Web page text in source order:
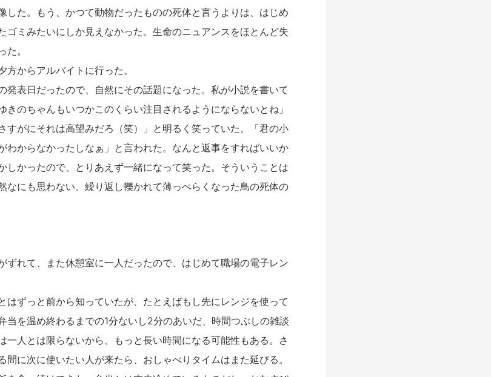
した。もう、かつて動物だったものの死体と言うよりは、はじめ
ゴミみたいにしか見えなかった。生命のニュアンスをほとんど失
。
からアルバイトに行った。
表日だったので、自然にその話題になった。私が小説を書いて
きのちゃんもいつかこのくらい注目されるようにならないとね」
すがにそれは高望みだろ（笑）」と明るく笑っていた。「君の小
わからなかったしなぁ」と言われた。なんと返事をすればいいか
しかったので、とりあえず一緒になって笑った。そういうことは
なにも思わない。繰り返し轢かれて薄っぺらくなった鳥の死体の
れて、また休憩室に一人だったので、はじめて職場の電子レン
ずっと前から知っていたが、たとえばもし先にレンジを使って
当を温め終わるまでの1分ないし2分のあいだ、時間つぶしの雑談
一人とは限らないから、もっと長い時間になる可能性もある。さ
間に次に使いたい人が来たら、おしゃべりタイムはまた延びる。